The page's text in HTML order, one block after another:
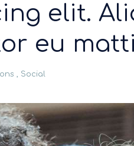
elit.
eu
, Social